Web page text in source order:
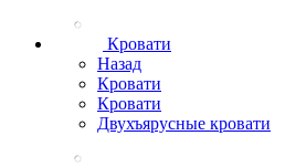
Кровати
Назад
Кровати
Кровати
Двухъярусные кровати